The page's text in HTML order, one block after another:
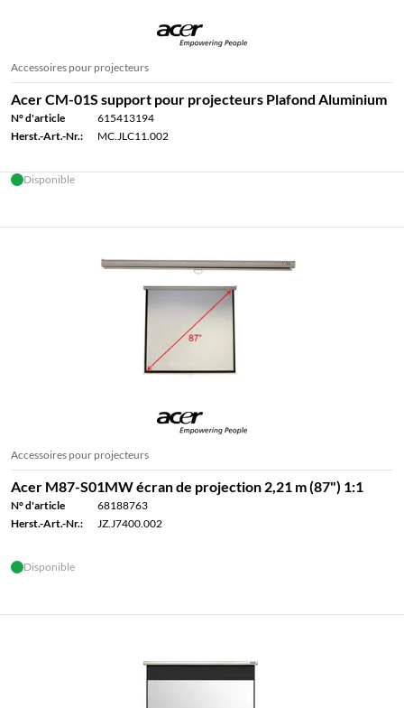
Accessoires pour projecteurs
Acer CM-01S support pour projecteurs Plafond Aluminium
N° d'article
615413194
Herst.-Art.-Nr.:
MC.JLC11.002
Disponible
Accessoires pour projecteurs
Acer M87-S01MW écran de projection 2,21 m (87") 1:1
N° d'article
68188763
Herst.-Art.-Nr.:
JZ.J7400.002
Disponible